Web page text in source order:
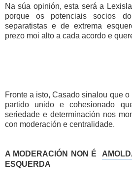
Na súa opinión, esta será a
porque os potenciais socios
separatistas e de extrema
prezo moi alto a cada acordo e
Fronte a isto, Casado sinalou que
partido unido e cohesionado
seriedade e determinación nos
con moderación e centralidade.
A MODERACIÓN NON É
ESQUERDA